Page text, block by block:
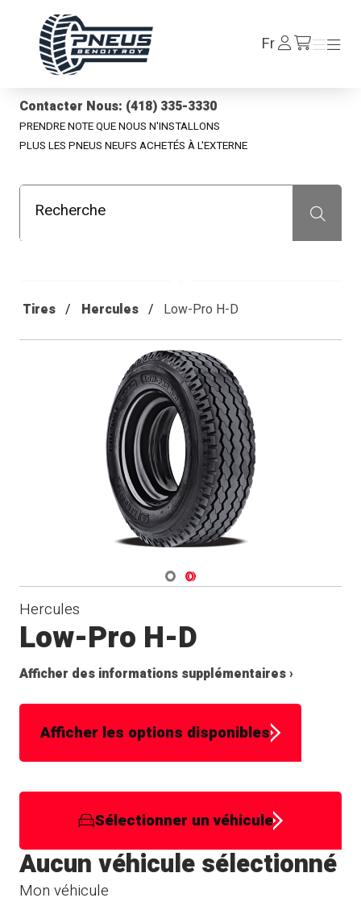
FrSe
connecter/fr/cart
Menu
Menu
Contacter Nous: (418) 335-3330
PRENDRE NOTE QUE NOUS N'INSTALLONS
PLUS LES PNEUS NEUFS ACHETÉS À L'EXTERNE
Recherche Recherche
Tires Hercules Low-Pro H-D
Navigate 1
Navigate 2
Hercules
Low-Pro H-D
Afficher des informations supplémentaires ›
Afficher les options disponibles
Sélectionner un véhicule
Mon véhicule
Aucun véhicule sélectionné